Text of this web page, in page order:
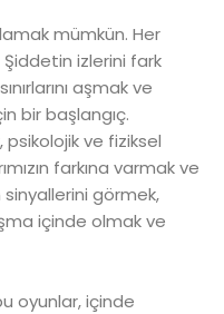
mümkün. Her
izlerini fark
aşmak ve
bir başlangıç.
psikolojik ve fiziksel
farkına varmak ve
görmek,
içinde olmak ve
oyunlar, içinde